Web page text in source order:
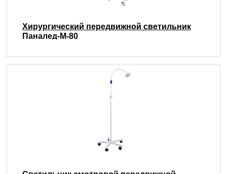
Хирургический передвижной светильник
Паналед-М-80